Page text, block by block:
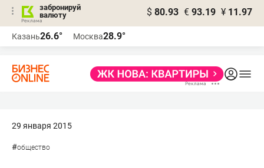
забронируй
валюту
$ 80.93 € 93.19 ¥ 11.97
Казань26.6° Москва28.9°
29 января 2015
#общество